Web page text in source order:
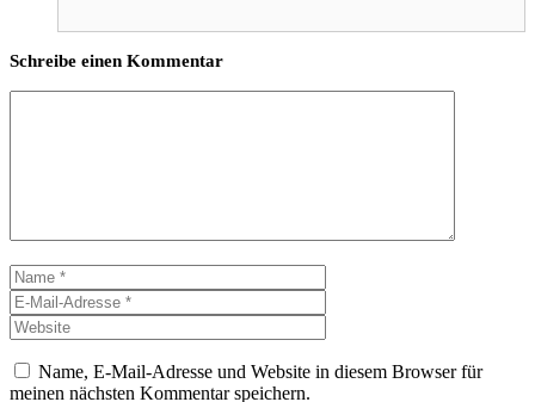
Schreibe einen Kommentar
Name
Mail-
Adresse
Name, E-Mail-Adresse und Website in diesem Browser für
meinen nächsten Kommentar speichern.